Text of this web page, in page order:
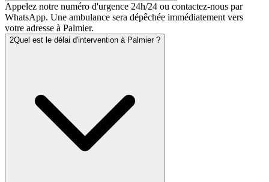
Appelez notre numéro d'urgence 24h/24 ou contactez-nous par
WhatsApp. Une ambulance sera dépêchée immédiatement vers
votre adresse à Palmier.
2Quel est le délai d'intervention à Palmier ?